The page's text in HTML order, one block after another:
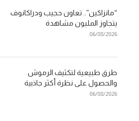
“مانزاكين”.. تعاون حجيب ودراكانوف
يتجاوز المليون مشاهدة
06/08/2026
طرق طبيعية لتكثيف الرموش
والحصول على نظرة أكثر جاذبية
06/08/2026